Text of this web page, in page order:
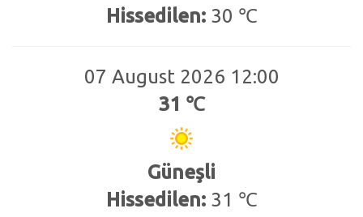
Hissedilen:30 ℃
07 August 2026 12:00
31 ℃
Güneşli
Hissedilen:31 ℃